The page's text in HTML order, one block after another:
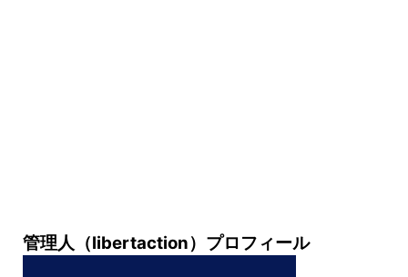
管理人（libertaction）プロフィール